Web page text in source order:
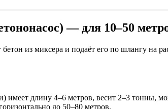
— для 10–50
из миксера и подаёт его по шлангу на
длину 4–6 метров, весит 2–3 тонны,
до 50–80 метров.